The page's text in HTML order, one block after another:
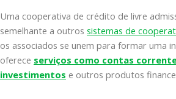
Uma cooperativa de crédito de livre
semelhante a outros sistemas de
os associados se unem para formar uma
oferece serviços como contas
investimentos e outros produtos